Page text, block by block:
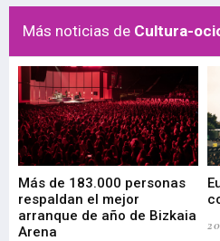
Más noticias de Cultura-
Más de 183.000 personas
respaldan el mejor
arranque de año de Bizkaia
Arena